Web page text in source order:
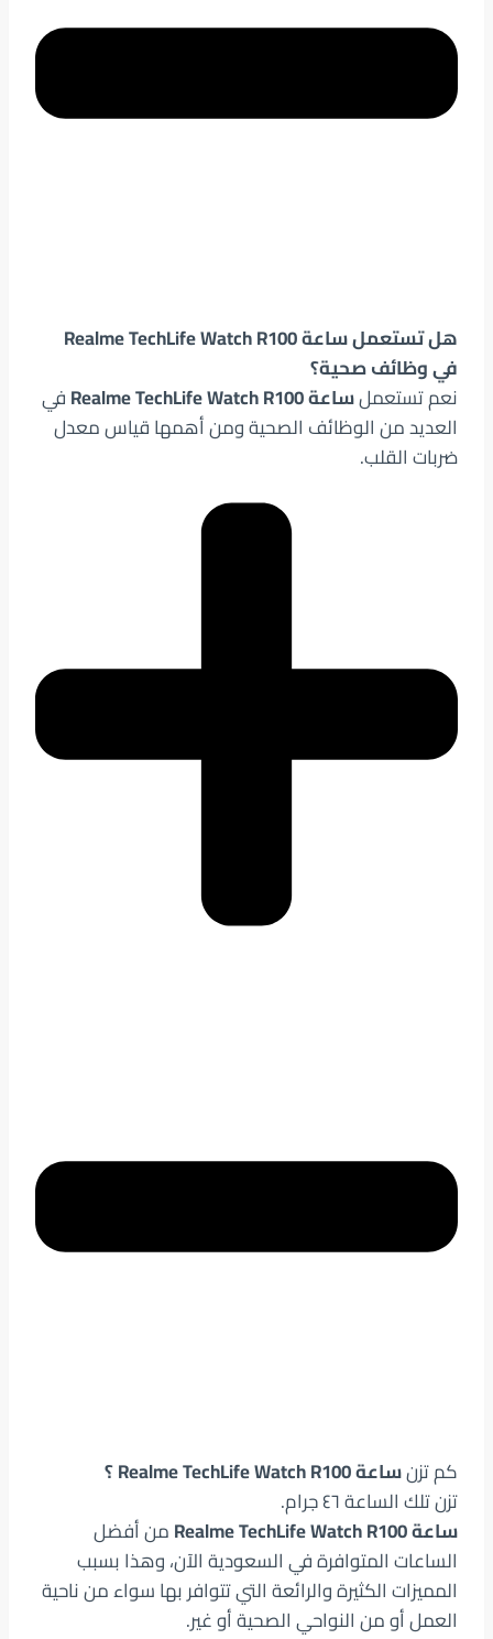
هل تستعمل ساعة Realme TechLife Watch R100
في وظائف صحية؟
نعم تستعملساعة Realme TechLife Watch R100
في
العديد من الوظائف الصحية ومن أهمها قياس معدل
ضربات القلب.
كم تزنساعة Realme TechLife Watch R100 ؟
تزن تلك الساعة ٤٦ جرام.
ساعة Realme TechLife Watch R100
من أفضل
الساعات المتوافرة في السعودية الآن، وهذا بسبب
المميزات الكثيرة والرائعة التي تتوافر بها سواء من ناحية
العمل أو من النواحي الصحية أو غير.